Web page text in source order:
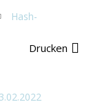
Hash-
Drucken